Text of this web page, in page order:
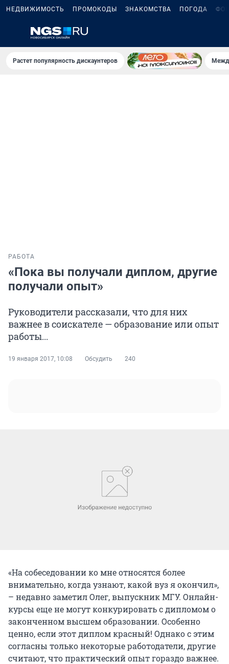
НЕДВИЖИМОСТЬ ПРОМОКОДЫ ЗНАКОМСТВА ПОГОДА
Растет популярность дискаунтеров
РАБОТА
«Пока вы получали диплом, другие
получали опыт»
Руководители рассказали, что для них
важнее в соискателе — образование или опыт
работы...
19 января 2017, 10:08 Обсудить 240
«На собеседовании ко мне относятся более
внимательно, когда узнают, какой вуз я окончил»,
– недавно заметил Олег, выпускник МГУ. Онлайн-
курсы еще не могут конкурировать с дипломом о
законченном высшем образовании. Особенно
ценно, если этот диплом красный! Однако с этим
согласны только некоторые работодатели, другие
считают, что практический опыт гораздо важнее.